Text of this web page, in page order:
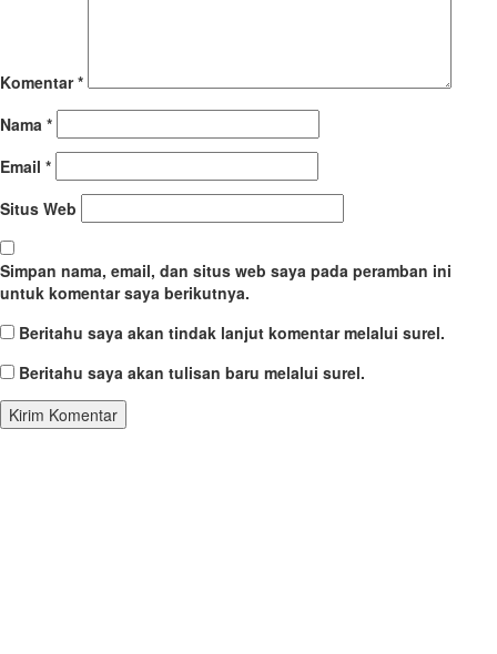
Komentar*
Nama *
Email *
Situs Web
Simpan nama, email, dan situs web saya pada peramban ini
untuk komentar saya berikutnya.
Beritahu saya akan tindak lanjut komentar melalui surel.
Beritahu saya akan tulisan baru melalui surel.